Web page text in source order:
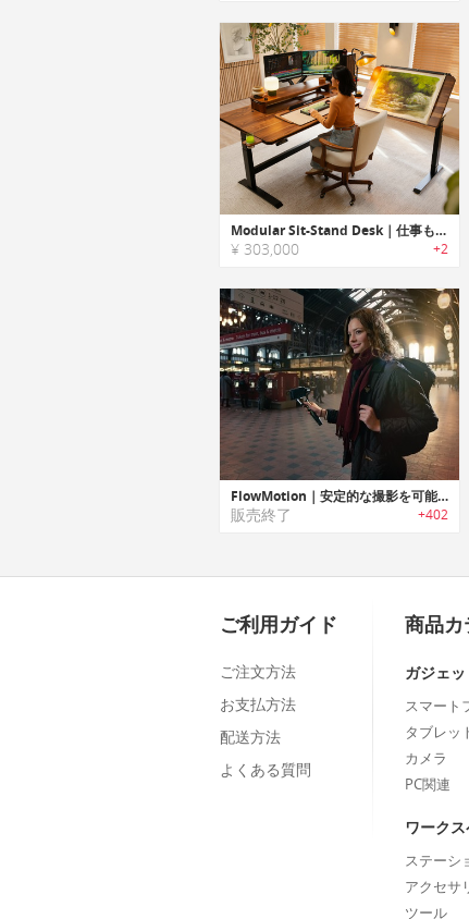
Modular Sit-Stand Desk｜仕事も、ゲームも、創造をすべてを1つに集約する究極のデスク
¥ 303,000 +2
FlowMotion｜安定的な撮影を可能にするスマホ用スタビライザー「フローモーション」
販売終了 +402
ご利用ガイド
ご注文方法
お支払方法
配送方法
よくある質問
商品
ガジェッ
スマート
タブレッ
カメラ
PC関連
ワーク
ステーシ
アクセサ
ツール